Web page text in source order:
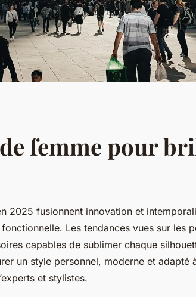
femme pour
2025 fusionnent innovation et
Les tendances vues sur les
capables de sublimer chaque
un style personnel, moderne et adapté
et stylistes.